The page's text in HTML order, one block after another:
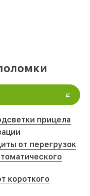
прицела
от перегрузок
короткого